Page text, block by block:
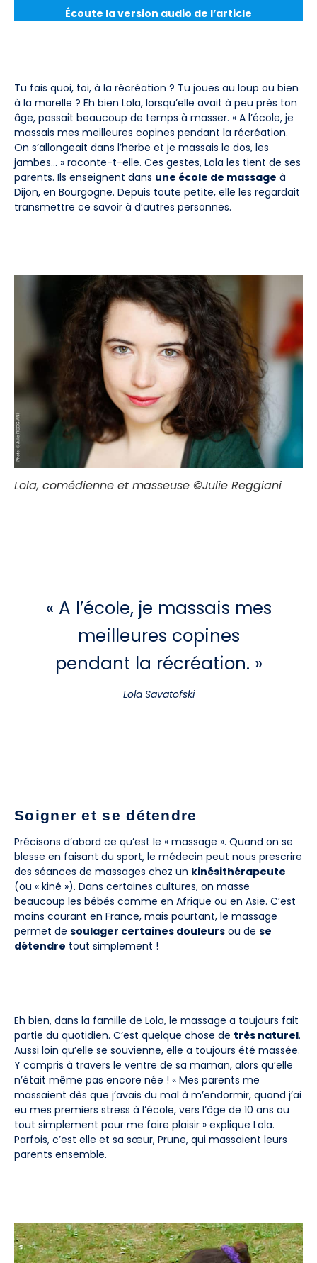
Écoute la version audio de l’article
Tu fais quoi, toi, à la récréation ? Tu joues au loup ou bien
à la marelle ? Eh bien Lola, lorsqu’elle avait à peu près ton
âge, passait beaucoup de temps à masser. « A l’école, je
massais mes meilleures copines pendant la récréation.
On s’allongeait dans l’herbe et je massais le dos, les
jambes… » raconte-t-elle. Ces gestes, Lola les tient de ses
parents. Ils enseignent dans une école de massage à
Dijon, en Bourgogne. Depuis toute petite, elle les regardait
transmettre ce savoir à d’autres personnes.
Lola, comédienne et masseuse ©Julie Reggiani
« A l’école, je massais mes
meilleures copines
pendant la récréation. »
Lola Savatofski
Soigner et se détendre
Précisons d’abord ce qu’est le « massage ». Quand on se
blesse en faisant du sport, le médecin peut nous prescrire
des séances de massages chez un kinésithérapeute
(ou « kiné »). Dans certaines cultures, on masse
beaucoup les bébés comme en Afrique ou en Asie. C’est
moins courant en France, mais pourtant, le massage
permet de soulager certaines douleurs ou de se
détendre tout simplement !
Eh bien, dans la famille de Lola, le massage a toujours fait
partie du quotidien. C’est quelque chose de très naturel.
Aussi loin qu’elle se souvienne, elle a toujours été massée.
Y compris à travers le ventre de sa maman, alors qu’elle
n’était même pas encore née ! « Mes parents me
massaient dès que j’avais du mal à m’endormir, quand j’ai
eu mes premiers stress à l’école, vers l’âge de 10 ans ou
tout simplement pour me faire plaisir » explique Lola.
Parfois, c’est elle et sa sœur, Prune, qui massaient leurs
parents ensemble.